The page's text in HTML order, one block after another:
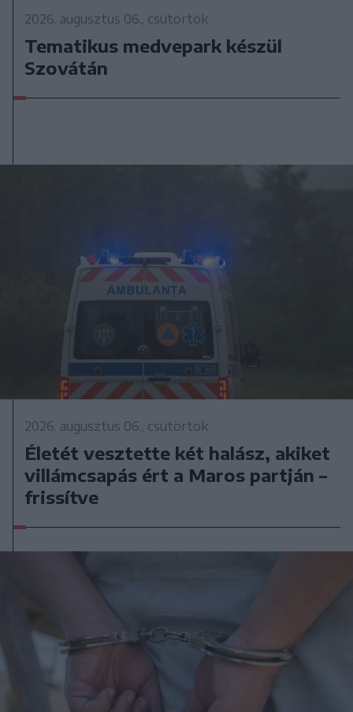
2026. augusztus 06., csütörtök
Tematikus medvepark készül
Szovátán
2026. augusztus 06., csütörtök
Életét vesztette két halász, akiket
villámcsapás ért a Maros partján –
frissítve